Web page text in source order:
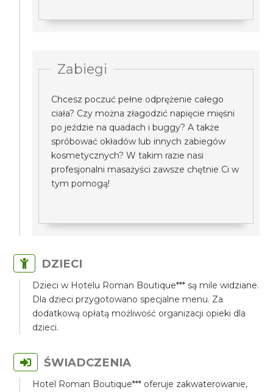
Zabiegi
Chcesz poczuć pełne odprężenie całego
ciała? Czy można złagodzić napięcie mięśni
po jeździe na quadach i buggy? A także
spróbować okładów lub innych zabiegów
kosmetycznych? W takim razie nasi
profesjonalni masażyści zawsze chętnie Ci w
tym pomogą!
DZIECI
Dzieci w Hotelu Roman Boutique*** są mile widziane.
Dla dzieci przygotowano specjalne menu. Za
dodatkową opłatą możliwość organizacji opieki dla
dzieci.
ŚWIADCZENIA
Hotel Roman Boutique*** oferuje zakwaterowanie,